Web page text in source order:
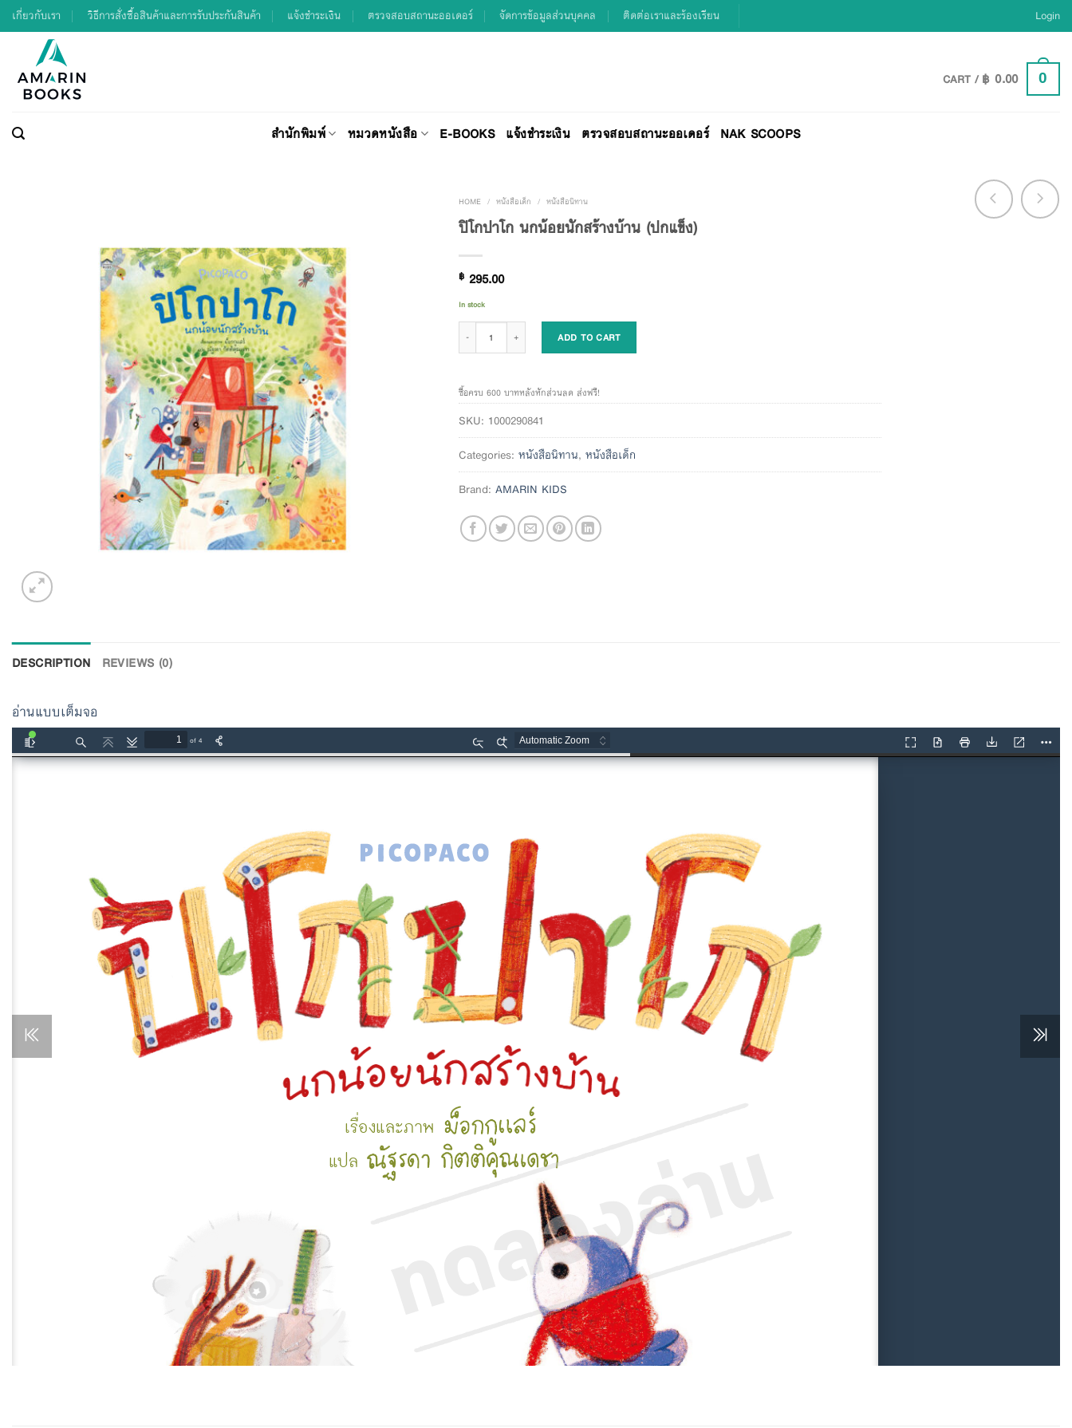
Skip
to
เกี่ยวกับเรา วิธีการสั่งซื้อสินค้าและการรับประกันสินค้า แจ้งชำระเงิน ตรวจสอบสถานะออเดอร์ จัดการข้อมูลส่วนบุคคล ติดต่อเราและร้องเรียน Login
CART /฿ 0.00 0
สำนักพิมพ์ หมวดหนังสือ E-BOOKS แจ้งชำระเงิน ตรวจสอบสถานะออเดอร์ NAK SCOOPS
HOME / หนังสือเด็ก / หนังสือนิทาน
ปิโกปาโก นกน้อยนักสร้างบ้าน (ปกแข็ง)
฿ 295.00
In stock
ADD TO CART
ซื้อครบ 600 บาทหลังหักส่วนลด ส่งฟรี!
SKU: 1000290841
Categories: หนังสือนิทาน, หนังสือเด็ก
Brand: AMARIN KIDS
DESCRIPTION REVIEWS (0)
อ่านแบบเต็มจอ